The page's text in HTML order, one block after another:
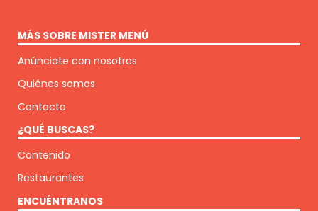
MÁS SOBRE MISTER MENÚ
Anúnciate con nosotros
Quiénes somos
Contacto
¿QUÉ BUSCAS?
Contenido
Restaurantes
ENCUÉNTRANOS